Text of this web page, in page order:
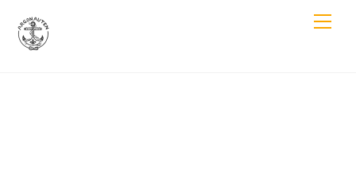
content